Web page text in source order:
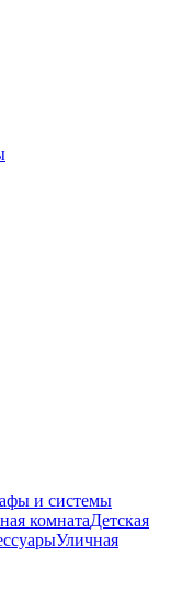
и системы
комнатаДетская
Уличная